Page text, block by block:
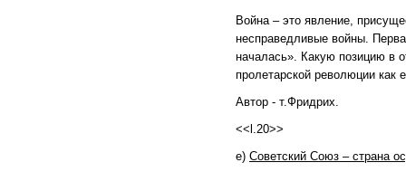
Война – это явление,
несправедливые войны.
началась». Какую позицию в
пролетарской революции как
Автор - т.Фридрих.
<<l.20>>
е) Советский Союз – страна